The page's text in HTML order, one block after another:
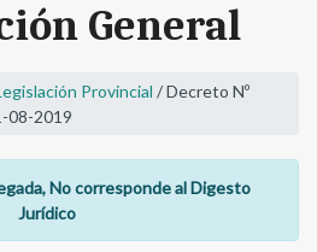
General
Provincial / Decreto Nº
08-2019
No corresponde al Digesto
Jurídico